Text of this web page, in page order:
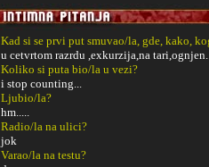
Kad si se prvi put smuvao/la, gde, kako,
u cetvrtom razrdu ,exkurzija,na
Koliko si puta bio/la u vezi?
i stop counting...
Ljubio/la?
hm.....
Radio/la na ulici?
jok
Varao/la na testu?